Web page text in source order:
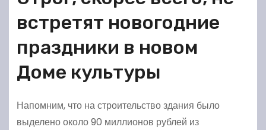
встретят новогодние
праздники в новом
Доме культуры
Напомним, что на строительство здания было
выделено около 90 миллионов рублей из